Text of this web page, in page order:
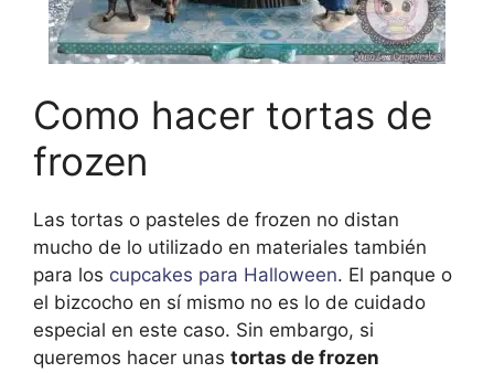
Como hacer tortas de
frozen
Las tortas o pasteles de frozen no distan
mucho de lo utilizado en materiales también
para los cupcakes para Halloween. El panque o
el bizcocho en sí mismo no es lo de cuidado
especial en este caso. Sin embargo, si
queremos hacer unas tortas de frozen